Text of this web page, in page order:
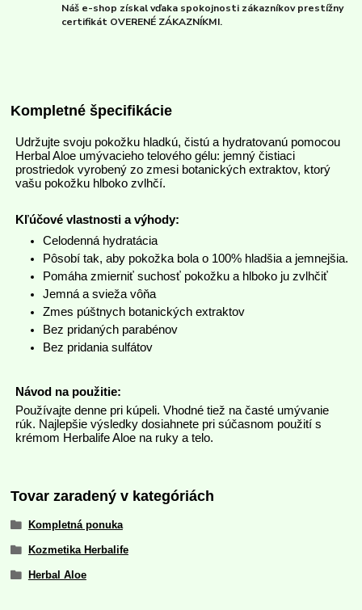
Náš e-shop získal vďaka spokojnosti zákazníkov prestížny
certifikát OVERENÉ ZÁKAZNÍKMI.
Kompletné špecifikácie
Udržujte svoju pokožku hladkú, čistú a hydratovanú pomocou
Herbal Aloe umývacieho telového gélu: jemný čistiaci
prostriedok vyrobený zo zmesi botanických extraktov, ktorý
vašu pokožku hlboko zvlhčí.
Kľúčové vlastnosti a výhody:
Celodenná hydratácia
Pôsobí tak, aby pokožka bola o 100% hladšia a jemnejšia.
Pomáha zmierniť suchosť pokožku a hlboko ju zvlhčiť
Jemná a svieža vôňa
Zmes púštnych botanických extraktov
Bez pridaných parabénov
Bez pridania sulfátov
Návod na použitie:
Používajte denne pri kúpeli. Vhodné tiež na časté umývanie
rúk. Najlepšie výsledky dosiahnete pri súčasnom použití s
krémom Herbalife Aloe na ruky a telo.
Tovar zaradený v kategóriách
Kompletná ponuka
Kozmetika Herbalife
Herbal Aloe